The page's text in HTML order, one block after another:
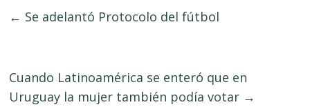
← Se adelantó Protocolo del fútbol
Cuando Latinoamérica se enteró que en
Uruguay la mujer también podía votar →